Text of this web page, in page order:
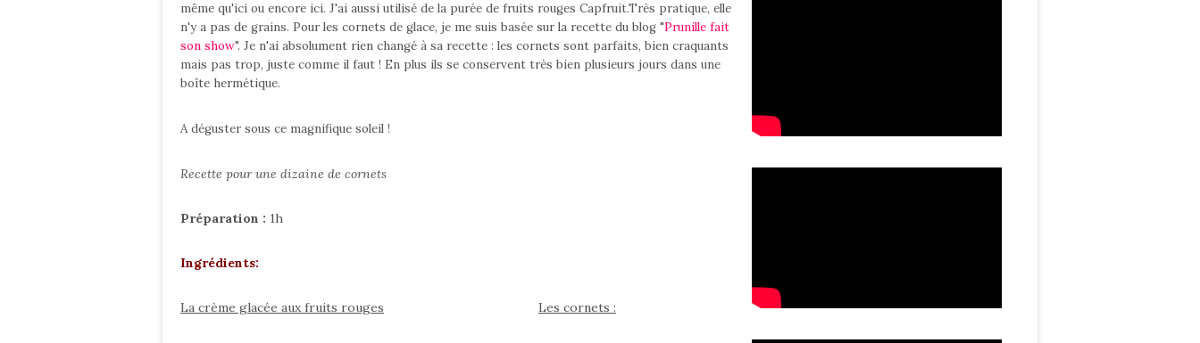
même qu'ici ou encore ici. J'ai aussi utilisé de la purée de fruits rouges Capfruit.Très pratique, elle
n'y a pas de grains. Pour les cornets de glace, je me suis basée sur la recette du blog "Prunille fait
son show". Je n'ai absolument rien changé à sa recette : les cornets sont parfaits, bien craquants
mais pas trop, juste comme il faut ! En plus ils se conservent très bien plusieurs jours dans une
boîte hermétique.
A déguster sous ce magnifique soleil !
Recette pour une dizaine de cornets
Préparation : 1h
Ingrédients:
La crème glacée aux fruits rouges Les cornets :